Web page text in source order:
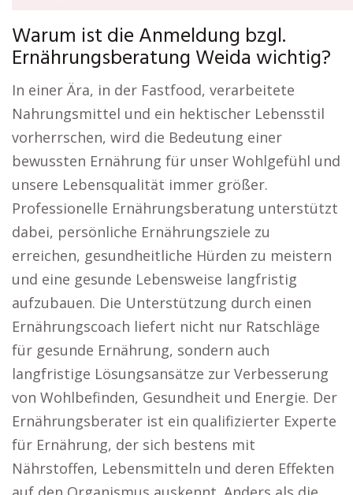
Warum ist die Anmeldung bzgl.
Ernährungsberatung Weida wichtig?
In einer Ära, in der Fastfood, verarbeitete
Nahrungsmittel und ein hektischer Lebensstil
vorherrschen, wird die Bedeutung einer
bewussten Ernährung für unser Wohlgefühl und
unsere Lebensqualität immer größer.
Professionelle Ernährungsberatung unterstützt
dabei, persönliche Ernährungsziele zu
erreichen, gesundheitliche Hürden zu meistern
und eine gesunde Lebensweise langfristig
aufzubauen. Die Unterstützung durch einen
Ernährungscoach liefert nicht nur Ratschläge
für gesunde Ernährung, sondern auch
langfristige Lösungsansätze zur Verbesserung
von Wohlbefinden, Gesundheit und Energie. Der
Ernährungsberater ist ein qualifizierter Experte
für Ernährung, der sich bestens mit
Nährstoffen, Lebensmitteln und deren Effekten